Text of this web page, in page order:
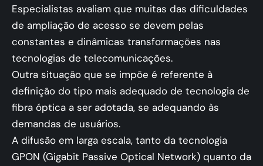
Especialistas avaliam que muitas das dificuldades
de ampliação de acesso se devem pelas
constantes e dinâmicas transformações nas
tecnologias de telecomunicações.
Outra situação que se impõe é referente à
definição do tipo mais adequado de tecnologia de
fibra óptica a ser adotada, se adequando às
demandas de usuários.
A difusão em larga escala, tanto da tecnologia
GPON (Gigabit Passive Optical Network) quanto da